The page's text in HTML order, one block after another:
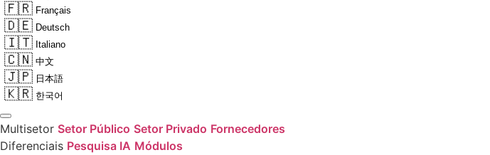
🇫🇷 Français
🇩🇪 Deutsch
🇮🇹 Italiano
🇨🇳 中文
🇯🇵 日本語
🇰🇷 한국어
Multisetor Setor Público Setor Privado Fornecedores
Diferenciais Pesquisa IA Módulos